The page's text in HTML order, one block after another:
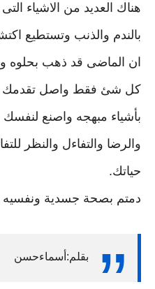
هناك العديد من الاشياء
بالندم والذنب وتستطيع
ان الماضى قد ذهب بحلوه
كل شئ فقط واصل تقدمك
بأشياء مبهجه واصنع لنفسك
والرضا والتفاءل والنظر
حياتك.
دمتم بصحة جسدية ونفسيه
بقلم:أسماءحسن